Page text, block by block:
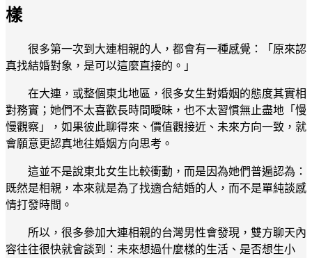
樣
很多第一次到大連相親的人，都會有一種感覺：「原來認
真找結婚對象，是可以這麼直接的。」
在大連，或整個東北地區，很多女生對婚姻的態度其實相
對務實；她們不太喜歡長時間曖昧，也不太習慣無止盡地「慢
慢觀察」，如果彼此聊得來、價值觀接近、未來方向一致，就
會願意更認真地往婚姻方向思考。
這並不是說東北女生比較衝動，而是因為她們普遍認為：
既然是相親，本來就是為了找適合結婚的人，而不是單純談感
情打發時間。
所以，很多參加大連相親的台灣男性會發現，雙方聊天內
容往往很快就會談到：未來想過什麼樣的生活、是否想生小